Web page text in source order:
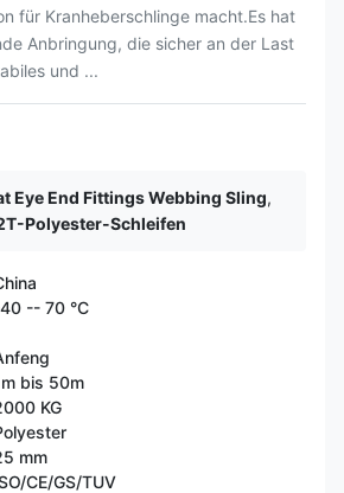
für Kranheberschlinge macht.Es hat
Anbringung, die sicher an der Last
und ...
Eye End Fittings Webbing Sling,
Polyester-Schleifen
-- 70 °C
bis 50m
KG
mm
CE/GS/TUV